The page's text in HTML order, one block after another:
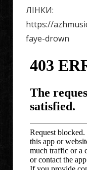
ЛІНКИ:
https://
faye-drown